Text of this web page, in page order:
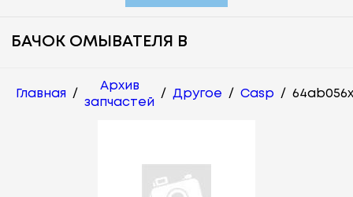
БАЧОК ОМЫВАТЕЛЯ В
Главная /
Архив
запчастей
/ Другое / Casp / 64ab056x